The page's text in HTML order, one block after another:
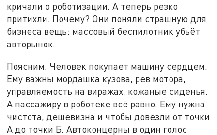
кричали о роботизации. А теперь резко
притихли. Почему? Они поняли страшную для
бизнеса вещь: массовый беспилотник убьёт
авторынок.
Поясним. Человек покупает машину сердцем.
Ему важны мордашка кузова, рев мотора,
управляемость на виражах, кожаные сиденья.
А пассажиру в роботеке всё равно. Ему нужна
чистота, дешевизна и чтобы довезли от точки
А до точки Б. Автоконцерны в один голос